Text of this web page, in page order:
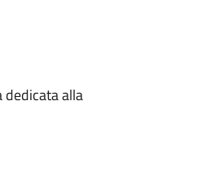
dedicata alla